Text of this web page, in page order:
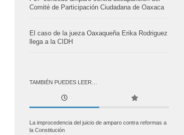
Comité de Participación Ciudadana de Oaxaca
El caso de la jueza Oaxaqueña Erika Rodriguez
llega a la CIDH
TAMBIÉN PUEDES LEER…
La improcedencia del juicio de amparo contra reformas a
la Constitución